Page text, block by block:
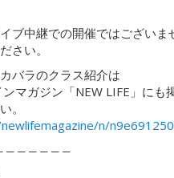
ブ中継での開催ではござい
さい。
バラのクラス紹介は
マガジン「NEW LIFE」にも
。
n/